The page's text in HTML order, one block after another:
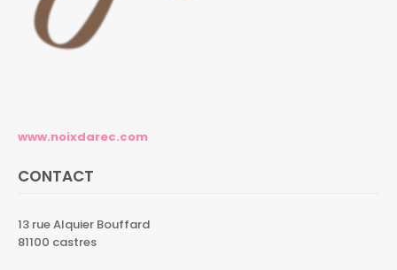
www.noixdarec.com
CONTACT
13 rue Alquier Bouffard
81100 castres